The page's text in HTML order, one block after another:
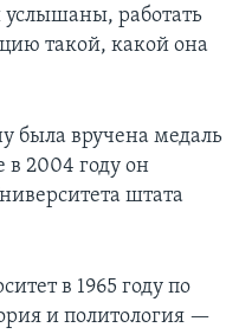
услышаны, работать
такой, какой она
была вручена медаль
в 2004 году он
штата
в 1965 году по
и политология —